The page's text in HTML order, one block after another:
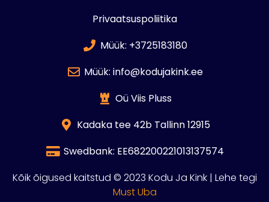
Privaatsuspoliitika
Müük: +3725183180
Müük: info@kodujakink.ee
Oü Viis Pluss
Kadaka tee 42b Tallinn 12915
Swedbank: EE682200221013137574
Kõik õigused kaitstud © 2023 Kodu Ja Kink | Lehe tegi
Must Uba